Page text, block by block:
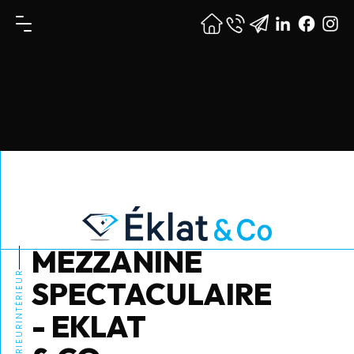
INTÉRIEUR
MEZZANINE
SPECTACULAIRE
- EKLAT